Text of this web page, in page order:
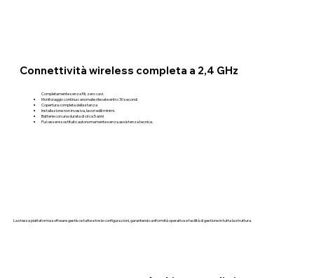
La stessa piattaforma software gestisce tutte e tre le configurazioni, garantendo uniformità operativa e facilità di gestione in tutta la struttura.
Connettività wireless completa a 2,4 GHz
Completamente senza fili, zero cavi.
Monitoraggio continuo: anomalie rilevate entro 30 secondi
Copertura completa della stanza
Installazione non invasiva, lavori edili minimi.
Batterie con una durata di circa 5 anni
Può essere sostituito autonomamente senza assistenza tecnica.